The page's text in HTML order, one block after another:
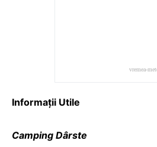
vremea-
Informaţii Utile
Camping Dârste